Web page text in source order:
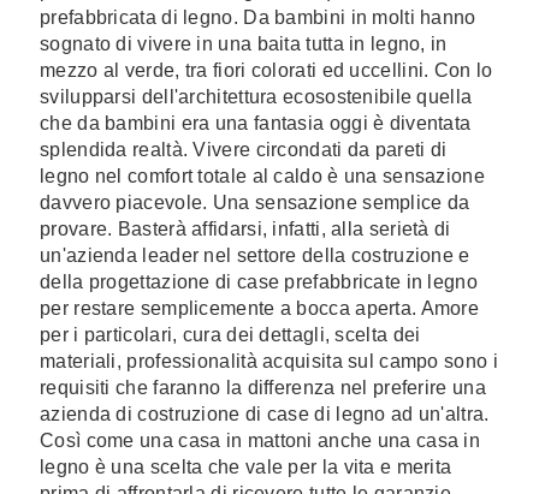
prefabbricata di legno. Da bambini in molti hanno
sognato di vivere in una baita tutta in legno, in
mezzo al verde, tra fiori colorati ed uccellini. Con lo
svilupparsi dell'architettura ecosostenibile quella
che da bambini era una fantasia oggi è diventata
splendida realtà. Vivere circondati da pareti di
legno nel comfort totale al caldo è una sensazione
davvero piacevole. Una sensazione semplice da
provare. Basterà affidarsi, infatti, alla serietà di
un'azienda leader nel settore della costruzione e
della progettazione di case prefabbricate in legno
per restare semplicemente a bocca aperta. Amore
per i particolari, cura dei dettagli, scelta dei
materiali, professionalità acquisita sul campo sono i
requisiti che faranno la differenza nel preferire una
azienda di costruzione di case di legno ad un'altra.
Così come una casa in mattoni anche una casa in
legno è una scelta che vale per la vita e merita